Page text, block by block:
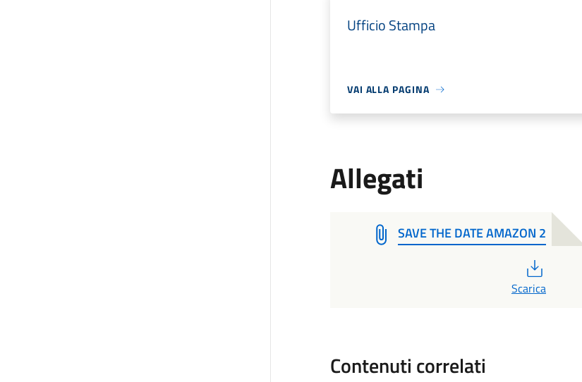
Ufficio Stampa
VAI ALLA PAGINA
Allegati
SAVE THE DATE AMAZON 2
Scarica
Contenuti correlati